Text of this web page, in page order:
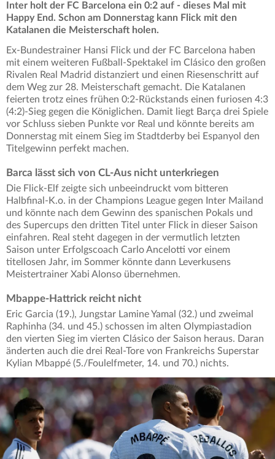
Inter holt der FC Barcelona ein 0:2 auf - dieses Mal mit
Happy End. Schon am Donnerstag kann Flick mit den
Katalanen die Meisterschaft holen.
Ex-Bundestrainer Hansi Flick und der FC Barcelona haben
mit einem weiteren Fußball-Spektakel im Clásico den großen
Rivalen Real Madrid distanziert und einen Riesenschritt auf
dem Weg zur 28. Meisterschaft gemacht. Die Katalanen
feierten trotz eines frühen 0:2-Rückstands einen furiosen 4:3
(4:2)-Sieg gegen die Königlichen. Damit liegt Barça drei Spiele
vor Schluss sieben Punkte vor Real und könnte bereits am
Donnerstag mit einem Sieg im Stadtderby bei Espanyol den
Titelgewinn perfekt machen.
Barca lässt sich von CL-Aus nicht unterkriegen
Die Flick-Elf zeigte sich unbeeindruckt vom bitteren
Halbfinal-K.o. in der Champions League gegen Inter Mailand
und könnte nach dem Gewinn des spanischen Pokals und
des Supercups den dritten Titel unter Flick in dieser Saison
einfahren. Real steht dagegen in der vermutlich letzten
Saison unter Erfolgscoach Carlo Ancelotti vor einem
titellosen Jahr, im Sommer könnte dann Leverkusens
Meistertrainer Xabi Alonso übernehmen.
Mbappe-Hattrick reicht nicht
Eric Garcia (19.), Jungstar Lamine Yamal (32.) und zweimal
Raphinha (34. und 45.) schossen im alten Olympiastadion
den vierten Sieg im vierten Clásico der Saison heraus. Daran
änderten auch die drei Real-Tore von Frankreichs Superstar
Kylian Mbappé (5./Foulelfmeter, 14. und 70.) nichts.